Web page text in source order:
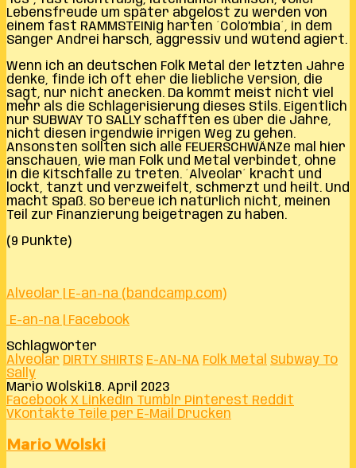
Lebensfreude um später abgelöst zu werden von
einem fast RAMMSTEINig harten ´Colo’mbia´, in dem
Sänger Andrei harsch, aggressiv und wütend agiert.
Wenn ich an deutschen Folk Metal der letzten Jahre
denke, finde ich oft eher die liebliche Version, die
sagt, nur nicht anecken. Da kommt meist nicht viel
mehr als die Schlagerisierung dieses Stils. Eigentlich
nur SUBWAY TO SALLY schafften es über die Jahre,
nicht diesen irgendwie irrigen Weg zu gehen.
Ansonsten sollten sich alle FEUERSCHWÄNZe mal hier
anschauen, wie man Folk und Metal verbindet, ohne
in die Kitschfalle zu treten. ´Alveolar´ kracht und
lockt, tanzt und verzweifelt, schmerzt und heilt. Und
macht Spaß. So bereue ich natürlich nicht, meinen
Teil zur Finanzierung beigetragen zu haben.
(9 Punkte)
Alveolar | E-an-na (bandcamp.com)
E-an-na | Facebook
Schlagwörter
Alveolar DIRTY SHIRTS E-AN-NA Folk Metal Subway To
Sally
Mario Wolski18. April 2023
Facebook X LinkedIn Tumblr Pinterest Reddit
VKontakte Teile per E-Mail Drucken
Mario Wolski